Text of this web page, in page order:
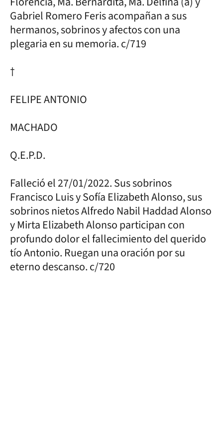
Gabriel Romero Feris acompañan a sus
hermanos, sobrinos y afectos con una
plegaria en su memoria. c/719
†
FELIPE ANTONIO
MACHADO
Q.E.P.D.
Falleció el 27/01/2022. Sus sobrinos
Francisco Luis y Sofía Elizabeth Alonso, sus
sobrinos nietos Alfredo Nabil Haddad Alonso
y Mirta Elizabeth Alonso participan con
profundo dolor el fallecimiento del querido
tío Antonio. Ruegan una oración por su
eterno descanso. c/720